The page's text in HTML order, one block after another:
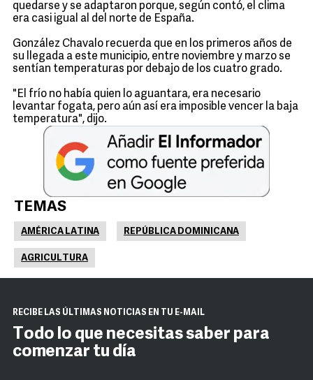
quedarse y se adaptaron porque, según contó, el clima
era casi igual al del norte de España.
González Chavalo recuerda que en los primeros años de
su llegada a este municipio, entre noviembre y marzo se
sentían temperaturas por debajo de los cuatro grado.
"El frío no había quien lo aguantara, era necesario
levantar fogata, pero aún así era imposible vencer la baja
temperatura", dijo.
TEMAS
AMÉRICA LATINA REPÚBLICA DOMINICANA
AGRICULTURA
RECIBE LAS ÚLTIMAS NOTICIAS EN TU E-MAIL
Todo lo que necesitas saber para
comenzar tu día